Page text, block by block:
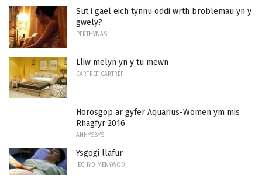
Sut i gael eich tynnu oddi wrth broblemau yn y
gwely?
PERTHYNAS
Lliw melyn yn y tu mewn
CARTREF CARTREF
Horosgop ar gyfer Aquarius-Women ym mis
Rhagfyr 2016
ANHYSBYS
Ysgogi llafur
IECHYD MENYWOD